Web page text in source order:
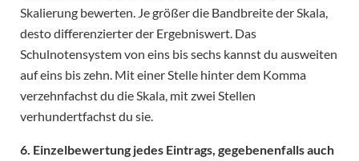
Skalierung bewerten. Je größer die Bandbreite der Skala,
desto differenzierter der Ergebniswert. Das
Schulnotensystem von eins bis sechs kannst du ausweiten
auf eins bis zehn. Mit einer Stelle hinter dem Komma
verzehnfachst du die Skala, mit zwei Stellen
verhundertfachst du sie.
6. Einzelbewertung jedes Eintrags, gegebenenfalls auch